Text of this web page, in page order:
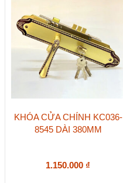
KHÓA CỬA CHÍNH KC036-
8545 DÀI 380MM
1.150.000 ₫